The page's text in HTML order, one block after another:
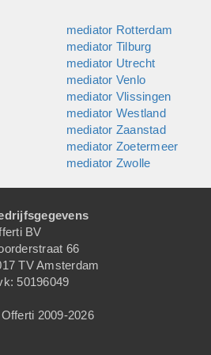
mediator Rotterdam
mediator Tilburg
mediator Utrecht
mediator Venlo
mediator Vlissingen
mediator Westland
mediator Zaanstad
mediator Zoetermeer
mediator Zwolle
BV
66
TV Amsterdam
50196049
2009-2026